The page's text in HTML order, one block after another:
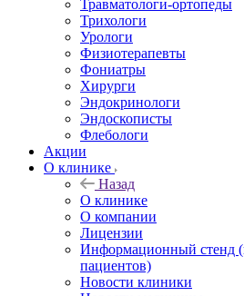
Травматологи-ортопеды
Трихологи
Урологи
Физиотерапевты
Фониатры
Хирурги
Эндокринологи
Эндоскописты
Флебологи
Акции
О клинике
Назад
О клинике
О компании
Лицензии
Информационный стенд
пациентов)
Новости клиники